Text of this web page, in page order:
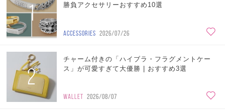
1
勝負アクセサリーおすすめ10選
ACCESSORIES 2026/07/26
2
チャーム付きの「ハイブラ・フラグメントケー
ス」が可愛すぎて大優勝 | おすすめ3選
WALLET 2026/08/07